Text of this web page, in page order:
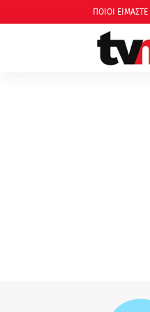
ΠΟΙΟΙ ΕΙΜΑΣΤΕ